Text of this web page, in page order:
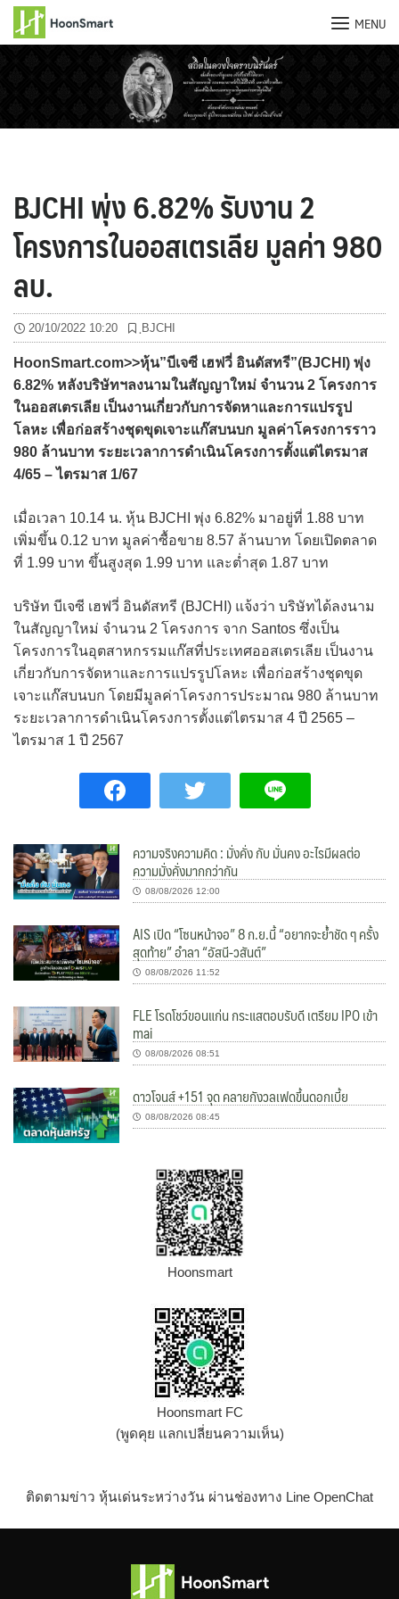
MENU
BJCHI พุ่ง 6.82% รับงาน 2
โครงการในออสเตรเลีย มูลค่า 980
ลบ.
20/10/2022 10:20 ฺBJCHI
HoonSmart.com>>หุ้น”บีเจซี เฮฟวี่ อินดัสทรี”(ฺBJCHI) พุ่ง
6.82% หลังบริษัทฯลงนามในสัญญาใหม่ จำนวน 2 โครงการ
ในออสเตรเลีย เป็นงานเกี่ยวกับการจัดหาและการแปรรูป
โลหะ เพื่อก่อสร้างชุดขุดเจาะแก๊สบนบก มูลค่าโครงการราว
980 ล้านบาท ระยะเวลาการดำเนินโครงการตั้งแต่ไตรมาส
4/65 – ไตรมาส 1/67
เมื่อเวลา 10.14 น. หุ้น BJCHI พุ่ง 6.82% มาอยู่ที่ 1.88 บาท
เพิ่มขึ้น 0.12 บาท มูลค่าซื้อขาย 8.57 ล้านบาท โดยเปิดตลาด
ที่ 1.99 บาท ขึ้นสูงสุด 1.99 บาท และต่ำสุด 1.87 บาท
บริษัท บีเจซี เฮฟวี่ อินดัสทรี (ฺBJCHI) แจ้งว่า บริษัทได้ลงนาม
ในสัญญาใหม่ จำนวน 2 โครงการ จาก Santos ซึ่งเป็น
โครงการในอุตสาหกรรมแก๊สที่ประเทศออสเตรเลีย เป็นงาน
เกี่ยวกับการจัดหาและการแปรรูปโลหะ เพื่อก่อสร้างชุดขุด
เจาะแก๊สบนบก โดยมีมูลค่าโครงการประมาณ 980 ล้านบาท
ระยะเวลาการดำเนินโครงการตั้งแต่ไตรมาส 4 ปี 2565 –
ไตรมาส 1 ปี 2567
ความจริงความคิด : มั่งคั่ง กับ มั่นคง อะไรมีผลต่อ
ความมั่งคั่งมากกว่ากัน
08/08/2026 12:00
AIS เปิด “โซนหน้าจอ” 8 ก.ย.นี้ “อยากจะย้ำชัด ๆ ครั้ง
สุดท้าย” อำลา “อัสนี-วสันต์”
08/08/2026 11:52
FLE โรดโชว์ขอนแก่น กระแสตอบรับดี เตรียม IPO เข้า
mai
08/08/2026 08:51
ดาวโจนส์ +151 จุด คลายกังวลเฟดขึ้นดอกเบี้ย
08/08/2026 08:45
Hoonsmart
Hoonsmart FC
(พูดคุย แลกเปลี่ยนความเห็น)
ติดตามข่าว หุ้นเด่นระหว่างวัน ผ่านช่องทาง Line OpenChat